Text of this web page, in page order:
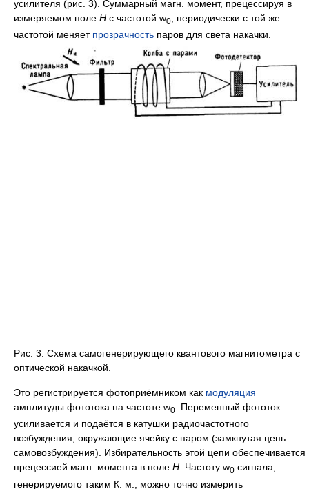
усилителя (рис. 3). Суммарный магн. момент, прецессируя в
измеряемом поле Н с частотой w0
, периодически с той же
частотой меняет прозрачность паров для света накачки.
Рис. 3. Схема самогенерирующего квантового магнитометра с
оптической накачкой.
Это регистрируется фотоприёмником как модуляция
амплитуды фототока на частоте w0
. Переменный фототок
усиливается и подаётся в катушки радиочастотного
возбуждения, окружающие ячейку с паром (замкнутая цепь
самовозбуждения). Избирательность этой цепи обеспечивается
прецессией магн. момента в поле Н. Частоту w0 сигнала,
генерируемого таким К. м., можно точно измерить